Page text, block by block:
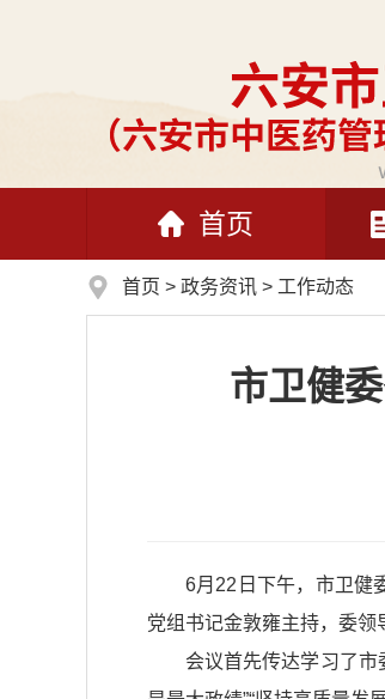
首页
首页 > 政务资讯 > 工作动态
市卫健
6月22日下午，市卫健
党组书记金敦雍主持，委领
会议首先传达学习了